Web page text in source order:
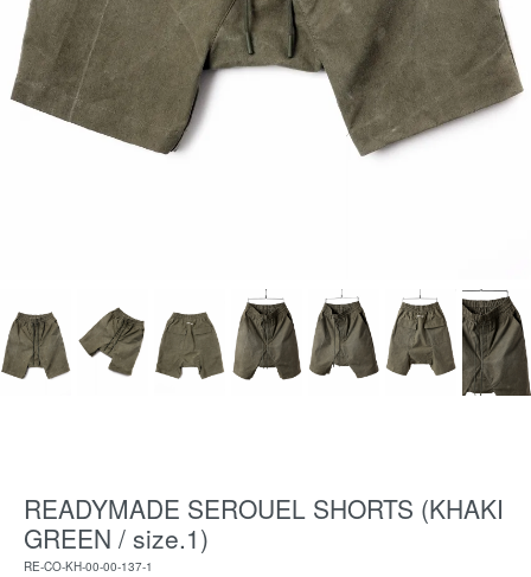
READYMADE SEROUEL SHORTS (KHAKI
GREEN / size.1)
RE-CO-KH-00-00-137-1